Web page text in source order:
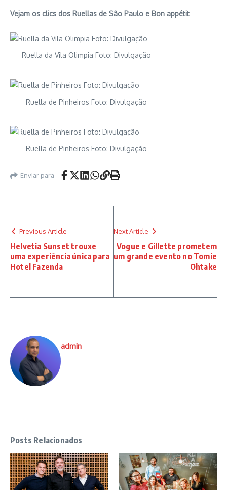
Vejam os clics dos Ruellas de São Paulo e Bon appétit
Ruella da Vila Olimpia Foto: Divulgação
Ruella de Pinheiros Foto: Divulgação
Ruella de Pinheiros Foto: Divulgação
Enviar para
Previous Article
Helvetia Sunset trouxe
uma experiência única para
Hotel Fazenda
Next Article
Vogue e Gillette prometem
um grande evento no Tomie
Ohtake
admin
Posts Relacionados